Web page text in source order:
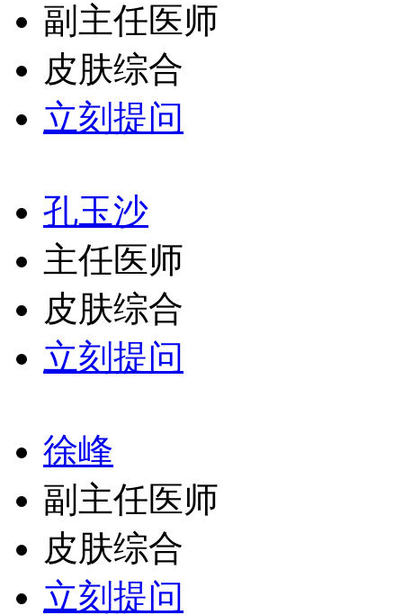
副主任医师
皮肤综合
立刻提问
孔玉沙
主任医师
皮肤综合
立刻提问
徐峰
副主任医师
皮肤综合
立刻提问